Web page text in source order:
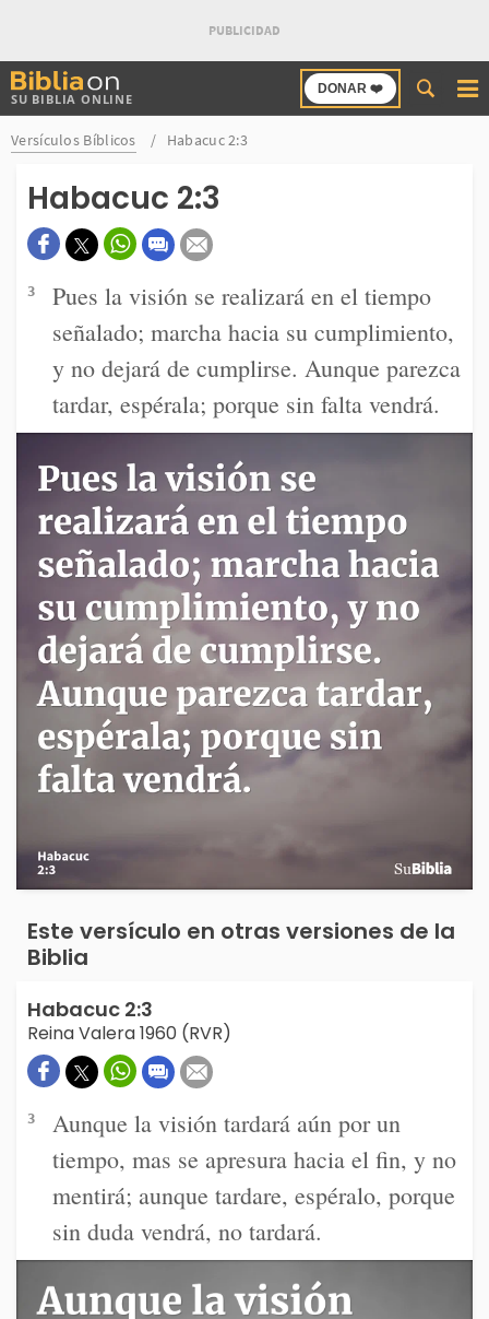
SU BIBLIA ONLINE
DONAR ❤️
Buscar
en
Bibliaon
Versículos Bíblicos Habacuc 2:3
Habacuc 2:3
3
Pues la visión se realizará en el tiempo
señalado; marcha hacia su cumplimiento,
y no dejará de cumplirse. Aunque parezca
tardar, espérala; porque sin falta vendrá.
Este versículo en otras versiones de la
Biblia
Habacuc 2:3
Reina Valera 1960 (RVR)
3
Aunque la visión tardará aún por un
tiempo, mas se apresura hacia el fin, y no
mentirá; aunque tardare, espéralo, porque
sin duda vendrá, no tardará.